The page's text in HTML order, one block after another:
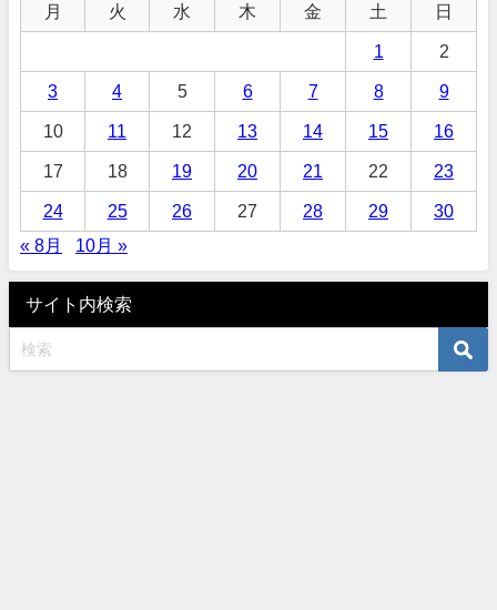
月 火 水 木 金 土 日
1 2
3 4 5 6 7 8 9
10 11 12 13 14 15 16
17 18 19 20 21 22 23
24 25 26 27 28 29
30
« 8月
10月 »
サイト内検索